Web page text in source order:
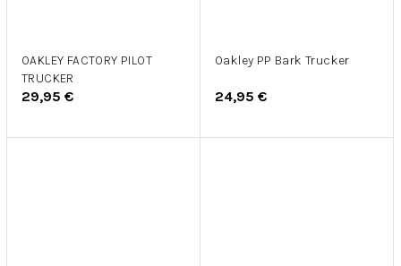
OAKLEY FACTORY PILOT
TRUCKER
29,95 €
Oakley PP Bark Trucker
24,95 €